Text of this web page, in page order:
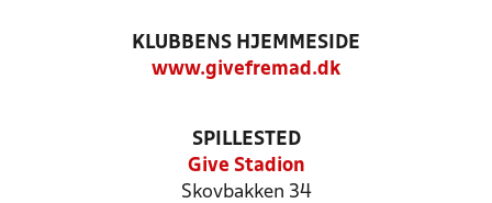
KLUBBENS HJEMMESIDE
www.givefremad.dk
SPILLESTED
Give Stadion
Skovbakken 34